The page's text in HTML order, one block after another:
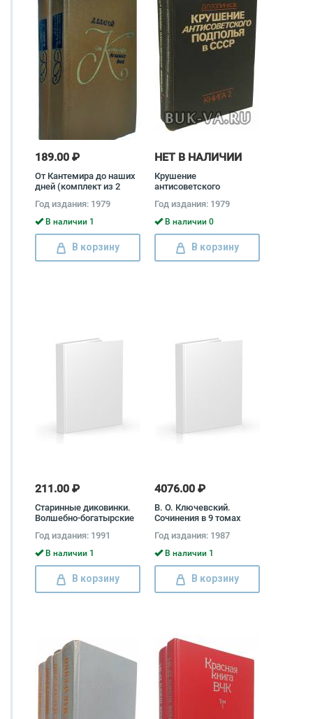
189.00 ₽
От Кантемира до наших
дней (комплект из 2
Год издания: 1979
В наличии 1
В корзину
НЕТ В НАЛИЧИИ
Крушение
антисоветского
(комплект из 2 книг)
Давид Голинков
Год издания: 1979
В наличии 0
В корзину
211.00 ₽
Старинные диковинки.
Волшебно-богатырские
(комплект из 2 книг)
Михаил Чулков
Год издания: 1991
В наличии 1
В корзину
4076.00 ₽
В. О. Ключевский.
Сочинения в 9 томах
Ключевский
Год издания: 1987
В наличии 1
В корзину